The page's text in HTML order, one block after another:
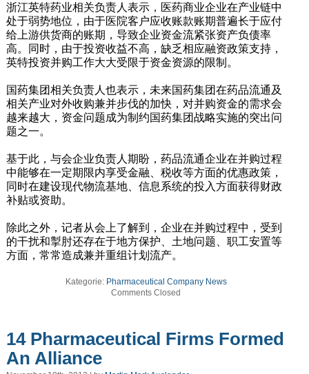
浙江英特药业相关负责人表示，医药商业企业在产业链中
处于弱势地位，由于医院客户应收账款账期普遍长于应付
给上游供货商的账期，导致企业资金流紧张资产负债率
高。同时，由于投资收益不高，缺乏相应融资政策支持，
英特投资并购工作大大受限于资金资源的限制。
国药集团相关负责人也表示，未来国药集团在药品流通及
相关产业对外收购兼并步伐的加快，对并购资金的需求会
越来越大，资金问题成为制约国药集团战略实施的突出问
题之一。
基于此，与会企业负责人期盼，药品流通企业在并购过程
中能够在一定期限内享受金融、税收等方面的优惠政策，
同时在建设现代物流基地、信息系统的投入方面获得财政
补贴或资助。
除此之外，记者从会上了解到，企业在并购过程中，受到
的干扰和掣肘还存在于地方保护、土地问题、职工安置等
方面，常常造成兼并重组计划流产。
Kategorie: Pharmaceutical Company News
Comments Closed
14 Pharmaceutical Firms Formed
An Alliance